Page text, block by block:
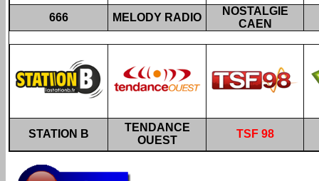
666 MELODY RADIO
NOSTALGIE
CAEN
STATION B
TENDANCE
OUEST
TSF 98